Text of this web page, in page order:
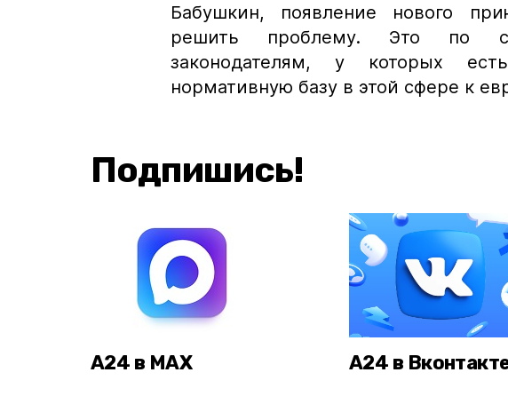
Бабушкин, появление нового
решить проблему. Это по
законодателям, у которых
нормативную базу в этой сфере к
Подпишись!
А24 в MAX А24 в